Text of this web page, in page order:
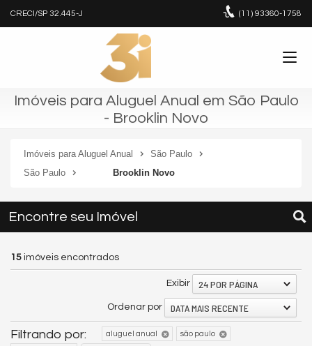
CRECI/SP 32.445-J (11) 93360-1758
Imóveis para Aluguel Anual em São Paulo
- Brooklin Novo
Imóveis para Aluguel Anual
São Paulo
São Paulo
Brooklin Novo
Encontre seu Imóvel
15 imóveis encontrados
Exibir 24 POR PÁGINA
Ordenar por DATA MAIS RECENTE
Filtrando por: aluguel anual são paulo